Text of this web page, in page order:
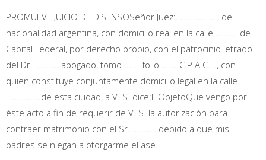
PROMUEVE JUICIO DE DISENSOSeñor Juez:………………., de
nacionalidad argentina, con domicilio real en la calle ………. de
Capital Federal, por derecho propio, con el patrocinio letrado
del Dr. ………., abogado, tomo ……. folio ……. C.P.A.C.F., con
quien constituye conjuntamente domicilio legal en la calle
…………….de esta ciudad, a V. S. dice:I. ObjetoQue vengo por
éste acto a fin de requerir de V. S. la autorización para
contraer matrimonio con el Sr. …………debido a que mis
padres se niegan a otorgarme el ase...